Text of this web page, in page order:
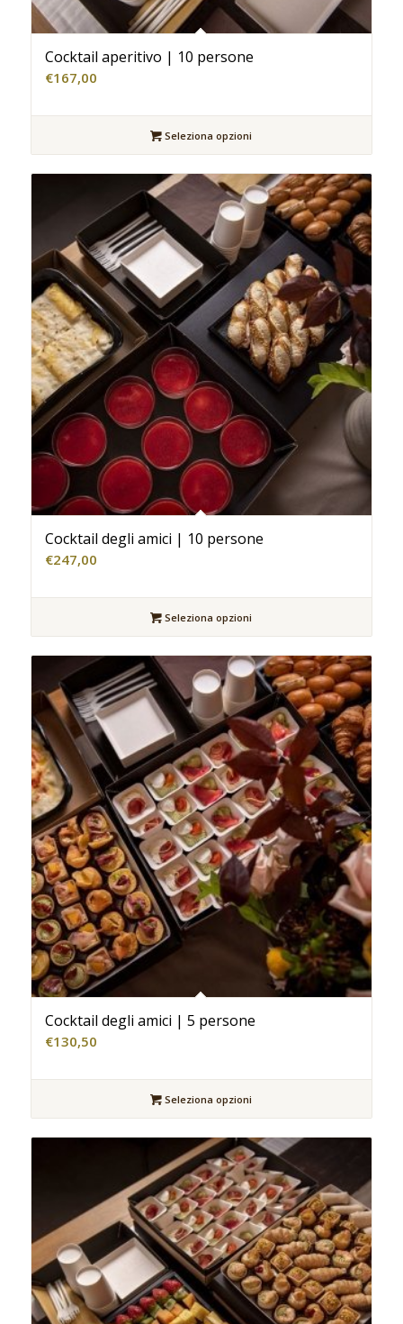
Cocktail aperitivo | 10 persone
€167,00
Seleziona opzioni
Cocktail degli amici | 10 persone
€247,00
Seleziona opzioni
Cocktail degli amici | 5 persone
€130,50
Seleziona opzioni